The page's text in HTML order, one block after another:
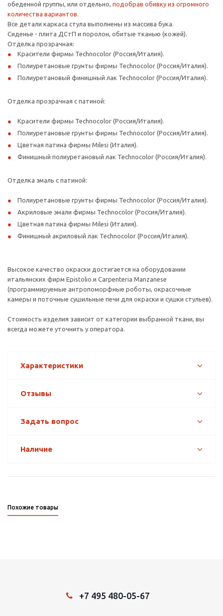
обеденной группы, или отдельно, подобрав обивку из огромного
количества вариантов.
Все детали каркаса стула выполнены из массива бука.
Сиденье - плита ДСтП и поролон, обитые тканью (кожей).
Отделка прозрачная:
Красители фирмы Technocolor (Россия/Италия).
Полиуретановые грунты фирмы Technocolor (Россия/Италия).
Полиуретановый финишный лак Technocolor (Россия/Италия).
Отделка прозрачная с патиной:
Красители фирмы Technocolor (Россия/Италия).
Полиуретановые грунты фирмы Technocolor (Россия/Италия).
Цветная патина фирмы Milesi (Италия).
Финишный полиуретановый лак Technocolor (Россия/Италия).
Отделка эмаль с патиной:
Полиуретановые грунты фирмы Technocolor (Россия/Италия).
Акриловые эмали фирмы Technocolor (Россия/Италия).
Цветная патина фирмы Milesi (Италия).
Финишный акриловый лак Technocolor (Россия/Италия).
Высокое качество окраски достигается на оборудовании
итальянских фирм Epistolio и Carpenteria Manzanese
(программируемые антропоморфные роботы, окрасочные
камеры и поточные сушильные печи для окраски и сушки стульев).
Стоимость изделия зависит от категории выбранной ткани, вы
всегда можете уточнить у оператора.
Характеристики
Отзывы
Задать вопрос
Наличие
Похожие товары
+7 495 480-05-67